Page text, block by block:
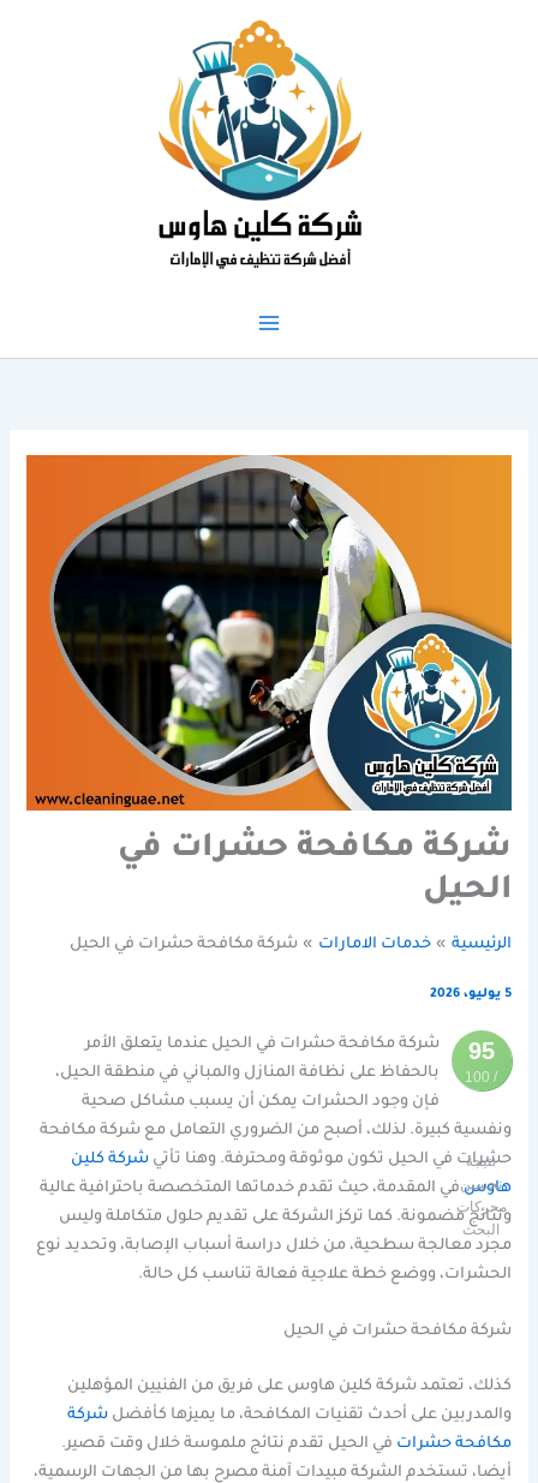
شركة مكافحة حشرات في
الحيل
الرئيسية خدمات الامارات شركة مكافحة حشرات في الحيل
5 يوليو، 2026
95
/ 100
نتيجة
تحسين
محركات
البحث
شركة مكافحة حشرات في الحيل عندما يتعلق الأمر
بالحفاظ على نظافة المنازل والمباني في منطقة الحيل،
فإن وجود الحشرات يمكن أن يسبب مشاكل صحية
ونفسية كبيرة. لذلك، أصبح من الضروري التعامل مع شركة مكافحة
حشرات في الحيل تكون موثوقة ومحترفة. وهنا تأتيشركة كلين
هاوسفي المقدمة، حيث تقدم خدماتها المتخصصة باحترافية عالية
ونتائج مضمونة. كما تركز الشركة على تقديم حلول متكاملة وليس
مجرد معالجة سطحية، من خلال دراسة أسباب الإصابة، وتحديد نوع
الحشرات، ووضع خطة علاجية فعالة تناسب كل حالة.
شركة مكافحة حشرات في الحيل
كذلك، تعتمد شركة كلين هاوس على فريق من الفنيين المؤهلين
والمدربين على أحدث تقنيات المكافحة، ما يميزها كأفضلشركة
مكافحة حشرات في الحيل تقدم نتائج ملموسة خلال وقت قصير.
أيضا، تستخدم الشركة مبيدات آمنة مصرح بها من الجهات الرسمية،